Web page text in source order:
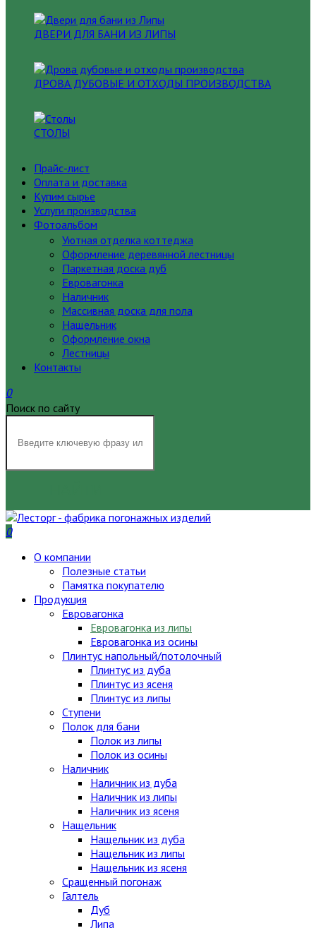
ДВЕРИ ДЛЯ БАНИ ИЗ ЛИПЫ
ДРОВА ДУБОВЫЕ И ОТХОДЫ ПРОИЗВОДСТВА
СТОЛЫ
Прайс-лист
Оплата и доставка
Купим сырье
Услуги производства
Фотоальбом
Уютная отделка коттеджа
Оформление деревянной лестницы
Паркетная доска дуб
Евровагонка
Наличник
Массивная доска для пола
Нащельник
Оформление окна
Лестницы
Контакты
0
Поиск по сайту
0
О компании
Полезные статьи
Памятка покупателю
Продукция
Евровагонка
Евровагонка из липы
Евровагонка из осины
Плинтус напольный/потолочный
Плинтус из дуба
Плинтус из ясеня
Плинтус из липы
Ступени
Полок для бани
Полок из липы
Полок из осины
Наличник
Наличник из дуба
Наличник из липы
Наличник из ясеня
Нащельник
Нащельник из дуба
Нащельник из липы
Нащельник из ясеня
Сращенный погонаж
Галтель
Дуб
Липа